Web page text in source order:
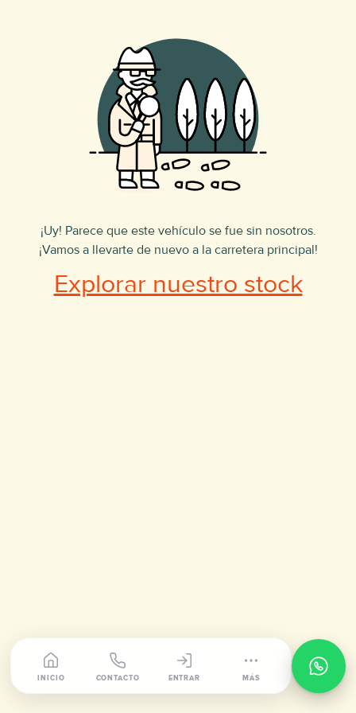
¡Uy! Parece que este vehículo se fue sin nosotros.
¡Vamos a llevarte de nuevo a la carretera principal!
Explorar nuestro stock
INICIO CONTACTO ENTRAR MÁS